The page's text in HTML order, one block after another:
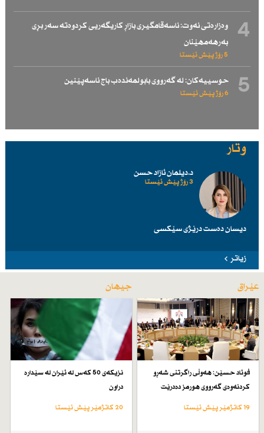
4
وەزارەتی نەوت: ناسەقامگیری بازاڕ كاریگەریی كردوەتە سەر بڕی
بەرهەمهێنان
5 رۆژ پێش ئێستا
5 حوسییەكان: لە گەرووی بابولمەندەب باج ناسەپێنین
6 رۆژ پێش ئێستا
وتار
د.دیلمان ئازاد حسن
3 رۆژ پێش ئێستا
دیسان دەست درێژی سێكسی
زیاتر
عێراق
فوئاد حسێن: هەوڵی راگرتنی شەڕو
كردنەوەی گەرووی هورمز دەدرێت
19 کاتژمێر پێش ئێستا
جیهان
نزیكەی 50 كەس لە ئێران لە سێدارە
دراون
20 کاتژمێر پێش ئێستا